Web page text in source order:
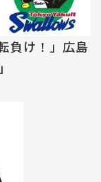
負け！」広島